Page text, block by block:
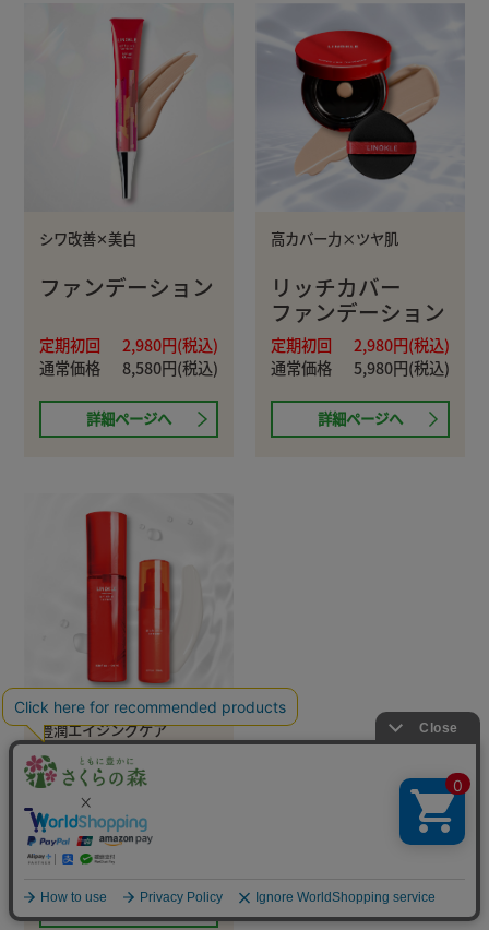
シワ改善✕美白
ファンデーション
定期初回
2,980円(税込)
通常価格
8,580円(税込)
詳細ページへ
高カバー力×ツヤ肌
リッチカバー
ファンデーション
定期初回
2,980円(税込)
通常価格
5,980円(税込)
詳細ページへ
豊潤エイジングケア
セラム&クリーム
定期初回
2,980円(税込)
通常価格
詳細ページへ